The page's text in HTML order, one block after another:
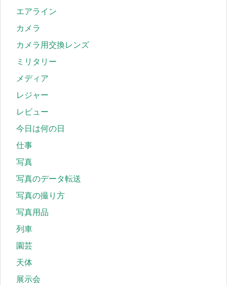
エアライン
カメラ
カメラ用交換レンズ
ミリタリー
メディア
レジャー
レビュー
今日は何の日
仕事
写真
写真のデータ転送
写真の撮り方
写真用品
列車
園芸
天体
展示会